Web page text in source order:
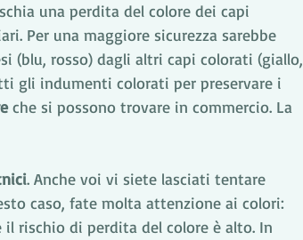
una perdita del colore dei capi
Per una maggiore sicurezza sarebbe
(blu, rosso) dagli altri capi colorati (giallo,
gli indumenti colorati per preservare i
che si possono trovare in commercio. La
. Anche voi vi siete lasciati tentare
caso, fate molta attenzione ai colori:
rischio di perdita del colore è alto. In